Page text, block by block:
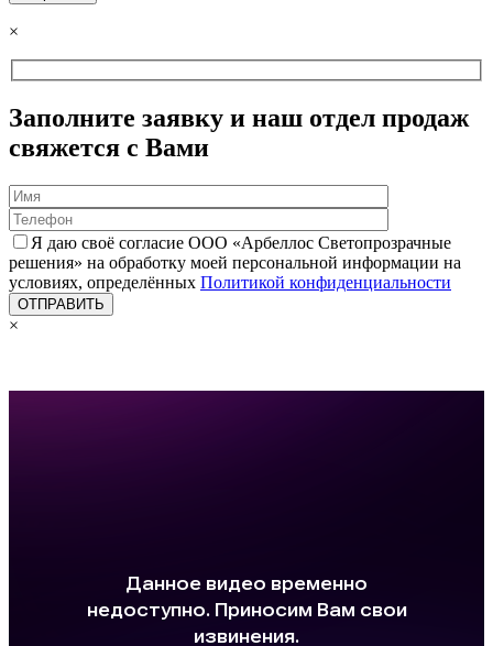
×
Заполните заявку и наш отдел продаж
свяжется с Вами
Я даю своё согласие ООО «Арбеллос Светопрозрачные
решения» на обработку моей персональной информации на
условиях, определённых Политикой конфиденциальности
×